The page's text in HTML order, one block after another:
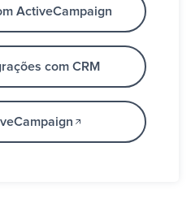
ActiveCampaign
com CRM